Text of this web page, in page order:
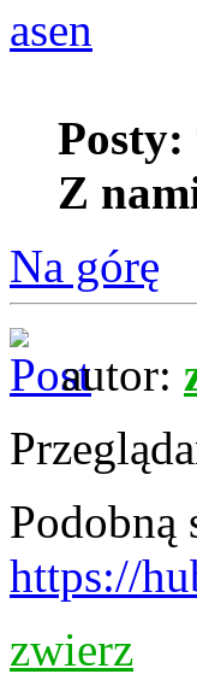
asen
Posty:
Z
Na górę
autor:
Podobną
https://
zwierz